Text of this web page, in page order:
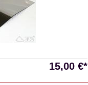
15,00 €*